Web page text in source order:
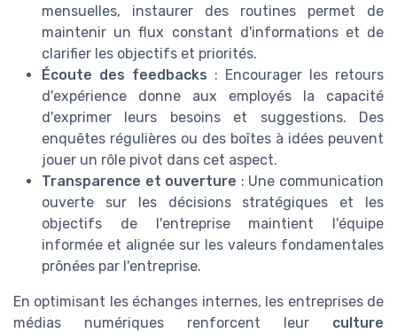
mensuelles, instaurer des routines permet de
maintenir un flux constant d'informations et de
clarifier les objectifs et priorités.
Écoute des feedbacks : Encourager les retours
d'expérience donne aux employés la capacité
d'exprimer leurs besoins et suggestions. Des
enquêtes régulières ou des boîtes à idées peuvent
jouer un rôle pivot dans cet aspect.
Transparence et ouverture : Une communication
ouverte sur les décisions stratégiques et les
objectifs de l'entreprise maintient l'équipe
informée et alignée sur les valeurs fondamentales
prônées par l'entreprise.
En optimisant les échanges internes, les entreprises de
médias numériques renforcent leur culture